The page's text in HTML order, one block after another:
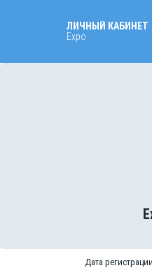
ЛИЧНЫЙ КАБИНЕТ
Expo
Дата